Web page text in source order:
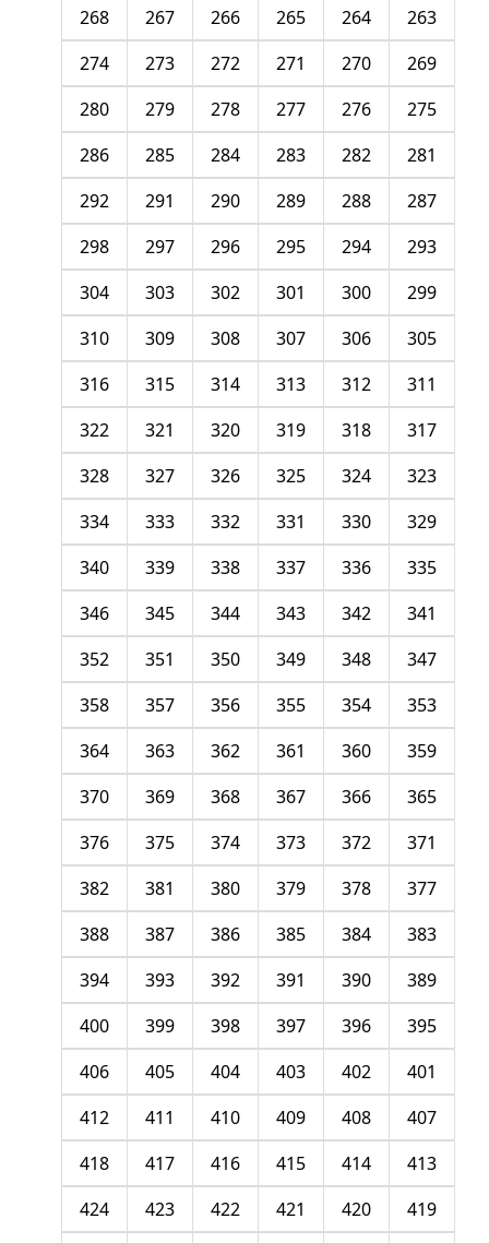
263
264
265
266
267
268
269
270
271
272
273
274
275
276
277
278
279
280
281
282
283
284
285
286
287
288
289
290
291
292
293
294
295
296
297
298
299
300
301
302
303
304
305
306
307
308
309
310
311
312
313
314
315
316
317
318
319
320
321
322
323
324
325
326
327
328
329
330
331
332
333
334
335
336
337
338
339
340
341
342
343
344
345
346
347
348
349
350
351
352
353
354
355
356
357
358
359
360
361
362
363
364
365
366
367
368
369
370
371
372
373
374
375
376
377
378
379
380
381
382
383
384
385
386
387
388
389
390
391
392
393
394
395
396
397
398
399
400
401
402
403
404
405
406
407
408
409
410
411
412
413
414
415
416
417
418
419
420
421
422
423
424